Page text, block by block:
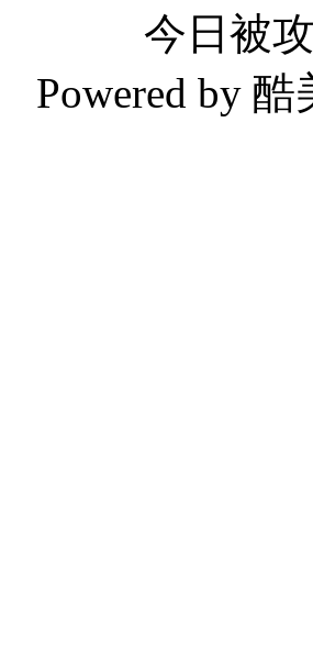
今日被
Powered by